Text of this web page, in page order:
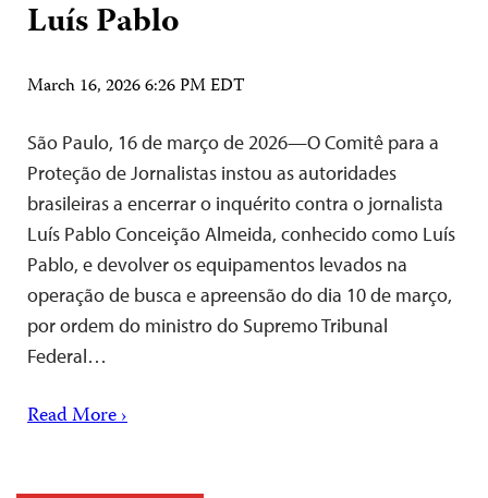
Luís Pablo
March 16, 2026 6:26 PM EDT
São Paulo, 16 de março de 2026—O Comitê para a
Proteção de Jornalistas instou as autoridades
brasileiras a encerrar o inquérito contra o jornalista
Luís Pablo Conceição Almeida, conhecido como Luís
Pablo, e devolver os equipamentos levados na
operação de busca e apreensão do dia 10 de março,
por ordem do ministro do Supremo Tribunal
Federal…
Read More ›